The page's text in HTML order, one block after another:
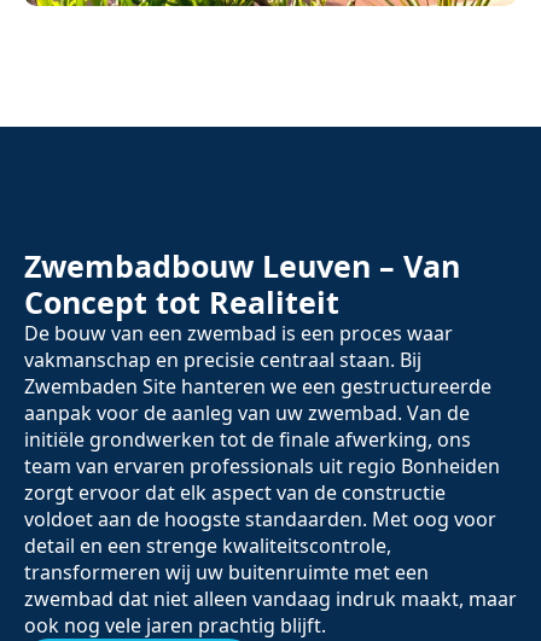
Zwembadbouw Leuven – Van
Concept tot Realiteit
De bouw van een zwembad is een proces waar
vakmanschap en precisie centraal staan. Bij
Zwembaden Site hanteren we een gestructureerde
aanpak voor de aanleg van uw zwembad. Van de
initiële grondwerken tot de finale afwerking, ons
team van ervaren professionals uit regio Bonheiden
zorgt ervoor dat elk aspect van de constructie
voldoet aan de hoogste standaarden. Met oog voor
detail en een strenge kwaliteitscontrole,
transformeren wij uw buitenruimte met een
zwembad dat niet alleen vandaag indruk maakt, maar
ook nog vele jaren prachtig blijft.